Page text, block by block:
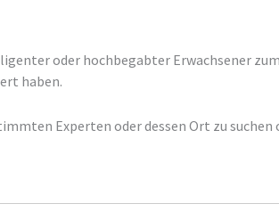
oder hochbegabter Erwachsener
haben.
Experten oder dessen Ort zu suchen